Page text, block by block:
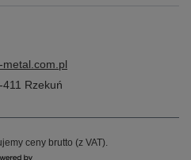
Rzekuń
ceny brutto (z VAT).